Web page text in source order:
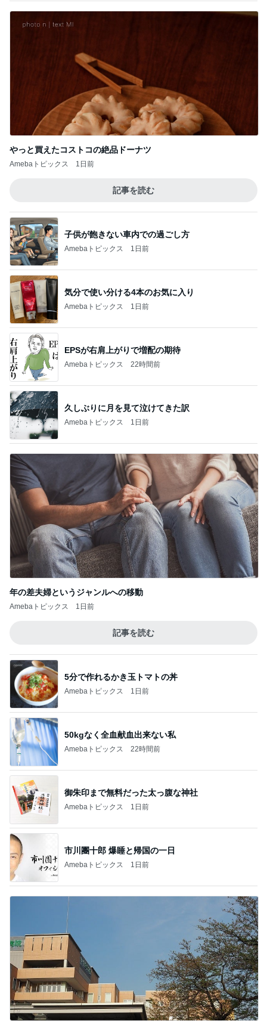
やっと買えたコストコの絶品ドーナツ
Amebaトピックス 1日前
記事を読む
子供が飽きない車内での過ごし方
Amebaトピックス 1日前
気分で使い分ける4本のお気に入り
Amebaトピックス 1日前
EPSが右肩上がりで増配の期待
Amebaトピックス 22時間前
久しぶりに月を見て泣けてきた訳
Amebaトピックス 1日前
年の差夫婦というジャンルへの移動
Amebaトピックス 1日前
記事を読む
5分で作れるかき玉トマトの丼
Amebaトピックス 1日前
50kgなく全血献血出来ない私
Amebaトピックス 22時間前
御朱印まで無料だった太っ腹な神社
Amebaトピックス 1日前
市川團十郎 爆睡と帰国の一日
Amebaトピックス 1日前